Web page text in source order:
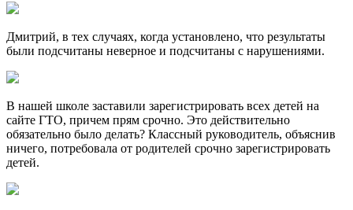
Дмитрий, в тех случаях, когда установлено, что результаты
были подсчитаны неверное и подсчитаны с нарушениями.
В нашей школе заставили зарегистрировать всех детей на
сайте ГТО, причем прям срочно. Это действительно
обязательно было делать? Классный руководитель, объяснив
ничего, потребовала от родителей срочно зарегистрировать
детей.